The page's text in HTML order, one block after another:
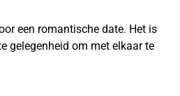
een romantische date. Het is
gelegenheid om met elkaar te